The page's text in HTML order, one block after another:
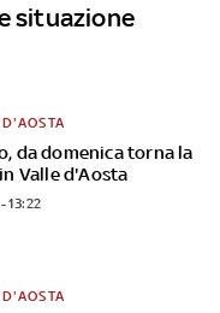
situazione
da domenica torna la
Valle d'Aosta
D'AOSTA
13:22
D'AOSTA